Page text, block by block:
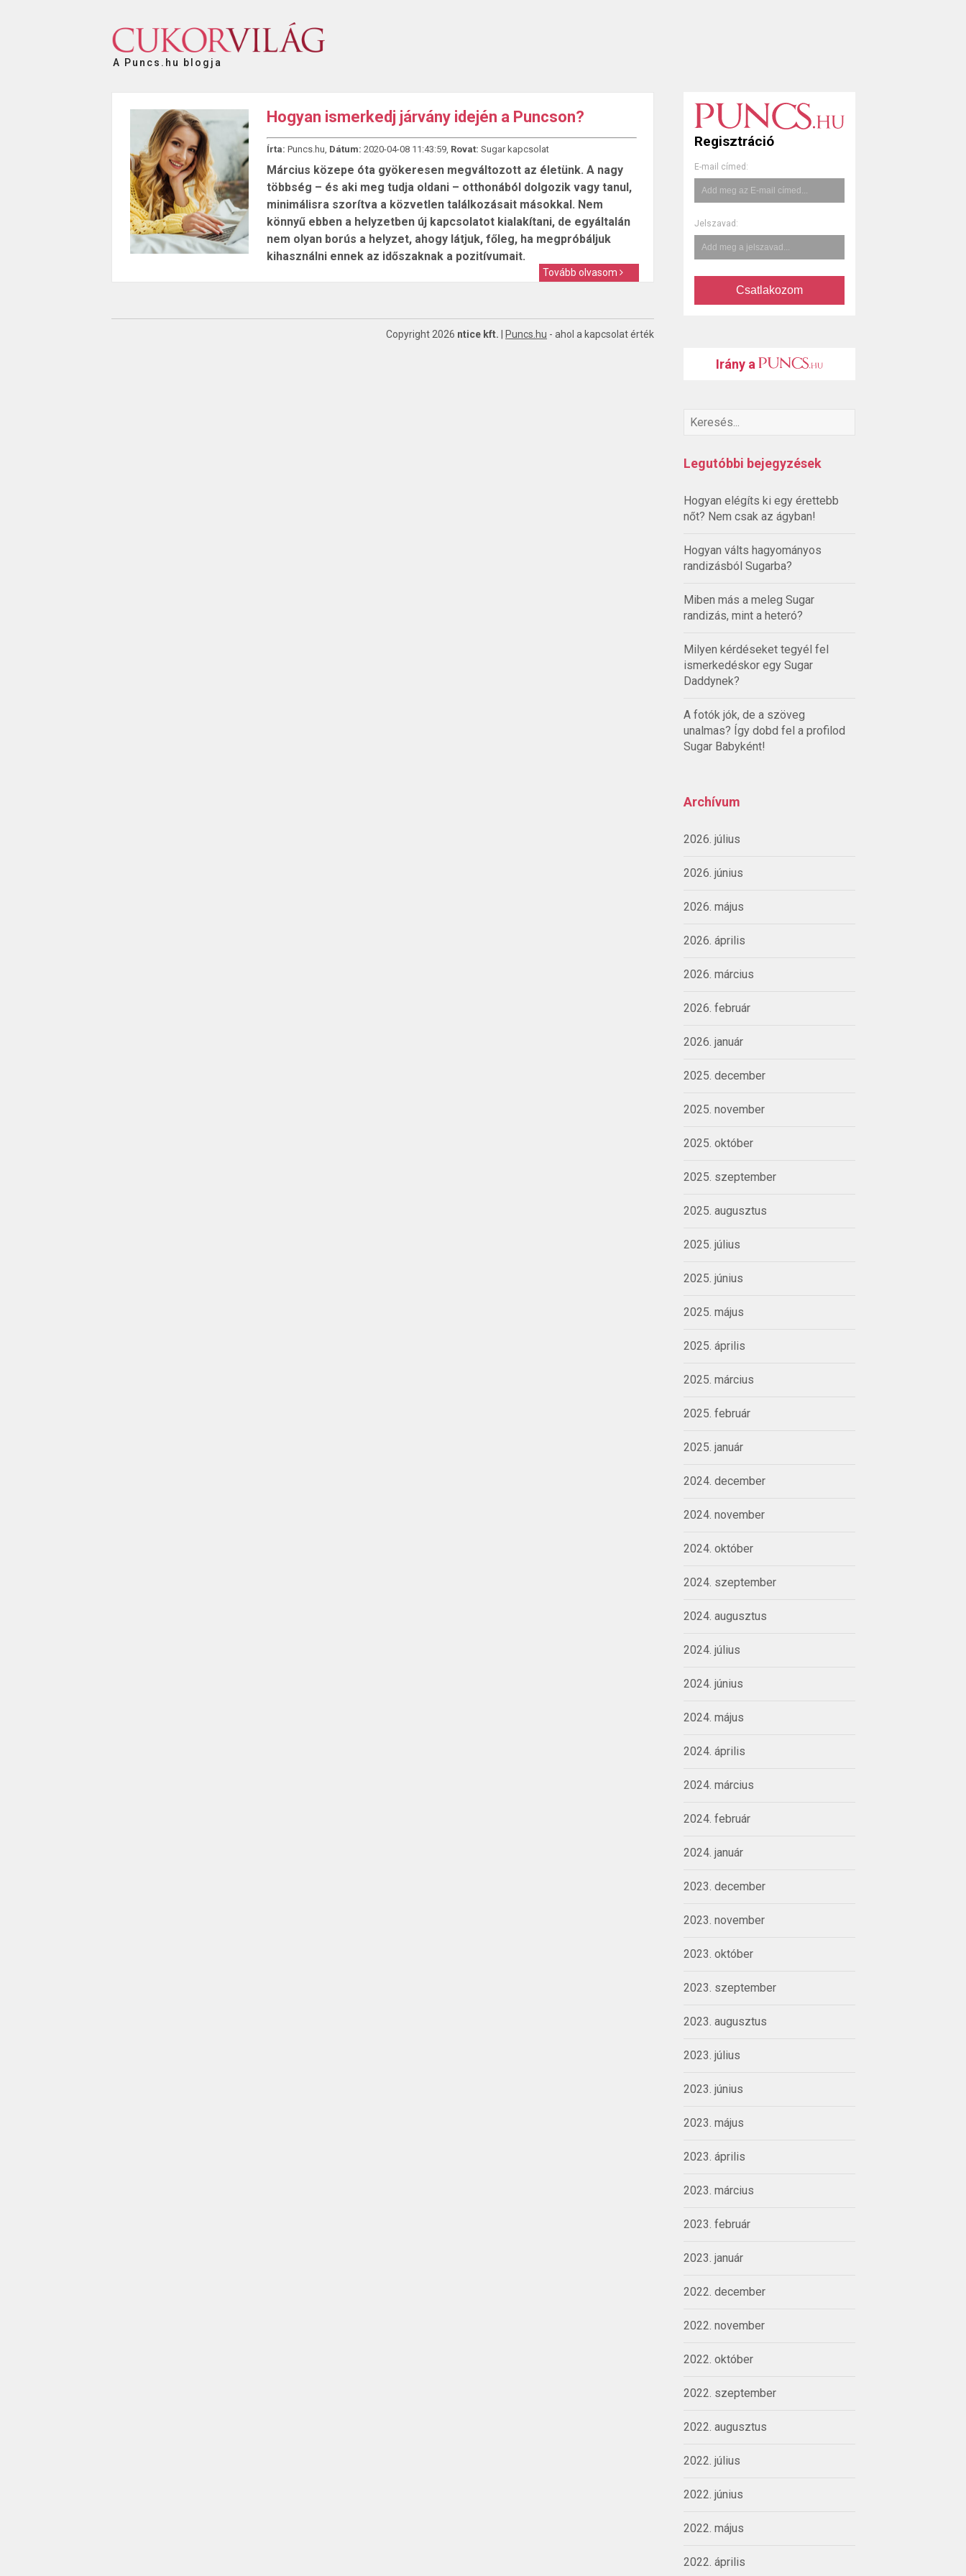
Regisztráció
E-mail címed:
Jelszavad:
Csatlakozom
Irány a
Legutóbbi bejegyzések
Hogyan elégíts ki egy érettebb
nőt? Nem csak az ágyban!
Hogyan válts hagyományos
randizásból Sugarba?
Miben más a meleg Sugar
randizás, mint a heteró?
Milyen kérdéseket tegyél fel
ismerkedéskor egy Sugar
Daddynek?
A fotók jók, de a szöveg
unalmas? Így dobd fel a profilod
Sugar Babyként!
Archívum
2026. július
2026. június
2026. május
2026. április
2026. március
2026. február
2026. január
2025. december
2025. november
2025. október
2025. szeptember
2025. augusztus
2025. július
2025. június
2025. május
2025. április
2025. március
2025. február
2025. január
2024. december
2024. november
2024. október
2024. szeptember
2024. augusztus
2024. július
2024. június
2024. május
2024. április
2024. március
2024. február
2024. január
2023. december
2023. november
2023. október
2023. szeptember
2023. augusztus
2023. július
2023. június
2023. május
2023. április
2023. március
2023. február
2023. január
2022. december
2022. november
2022. október
2022. szeptember
2022. augusztus
2022. július
2022. június
2022. május
2022. április
A Puncs.hu blogja
Hogyan ismerkedj járvány idején a Puncson?
Írta: Puncs.hu, Dátum: 2020-04-08 11:43:59, Rovat: Sugar kapcsolat
Március közepe óta gyökeresen megváltozott az életünk. A nagy
többség – és aki meg tudja oldani – otthonából dolgozik vagy tanul,
minimálisra szorítva a közvetlen találkozásait másokkal. Nem
könnyű ebben a helyzetben új kapcsolatot kialakítani, de egyáltalán
nem olyan borús a helyzet, ahogy látjuk, főleg, ha megpróbáljuk
kihasználni ennek az időszaknak a pozitívumait.
Tovább olvasom
Copyright 2026 ntice kft. Puncs.hu - ahol a kapcsolat érték